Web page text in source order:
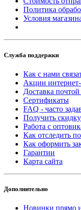
Политика
Условия
Служба поддержки
Как с нами
Акции
Доставка
Сертификаты
FAQ - часто
Получить скидку
Работа с
Как отследить
Как оформить
Гарантии
Карта сайта
Дополнительно
Новинки прямо